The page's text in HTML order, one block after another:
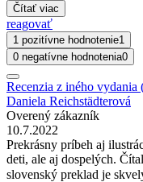
Čítať viac
reagovať
1 pozitívne hodnotenie1
0 negatívne hodnotenia0
Recenzia z iného vydania
Daniela Reichstädterová
Overený zákazník
10.7.2022
Prekrásny príbeh aj
deti, ale aj dospelých.
slovenský preklad je